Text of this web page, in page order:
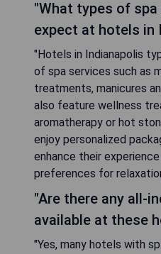
"What types of
expect at hotels in
"Hotels in Indianapolis
of spa services such as
treatments, manicures
also feature wellness
aromatherapy or hot
enjoy personalized
enhance their
preferences for
"Are there any all-
available at these
"Yes, many hotels with